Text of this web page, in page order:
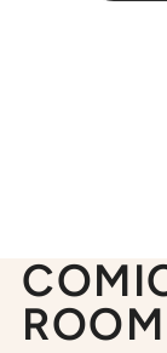
ROOM